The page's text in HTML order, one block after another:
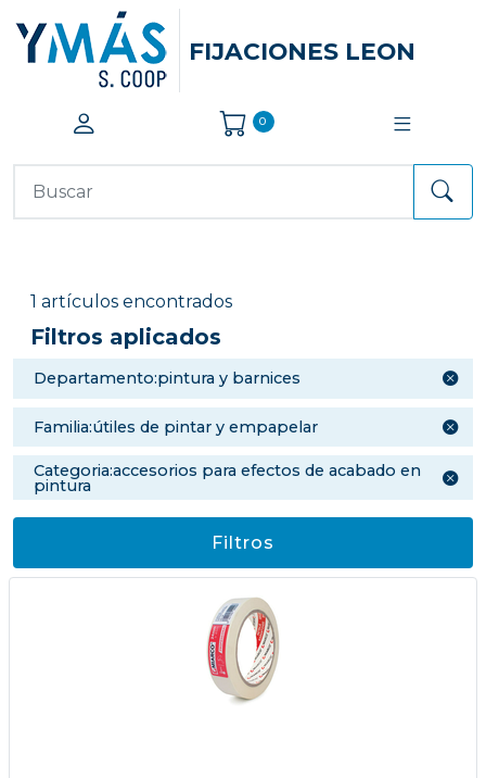
FIJACIONES LEON
0
1 artículos encontrados
Filtros aplicados
departamento:pintura y barnices
familia:útiles de pintar y empapelar
categoria:accesorios para efectos de acabado en
pintura
Filtros